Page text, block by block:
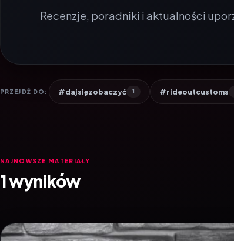
Recenzje, poradniki i aktualności
PRZEJDŹ DO: #dajsięzobaczyć 1 #rideoutcustoms
NAJNOWSZE MATERIAŁY
1 wyników